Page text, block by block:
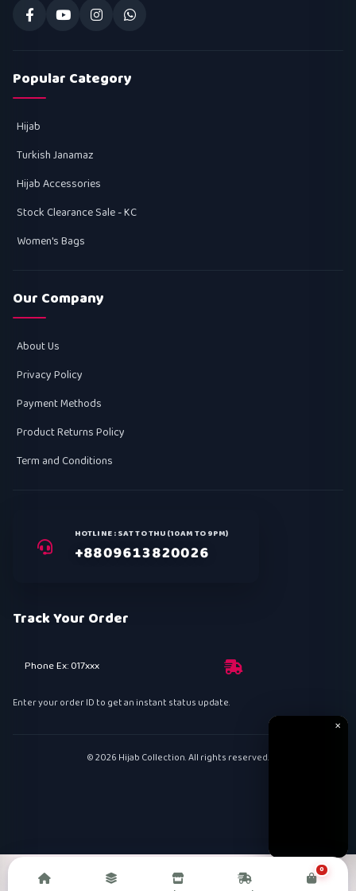
✕
0
Popular Category
Hijab
Turkish Janamaz
Hijab Accessories
Stock Clearance Sale - KC
Women's Bags
Our Company
About Us
Privacy Policy
Payment Methods
Product Returns Policy
Term and Conditions
HOTLINE : SAT TO THU (10AM TO 9PM)
+8809613820026
Track Your Order
Enter your order ID to get an instant status update.
© 2026 Hijab Collection. All rights reserved.